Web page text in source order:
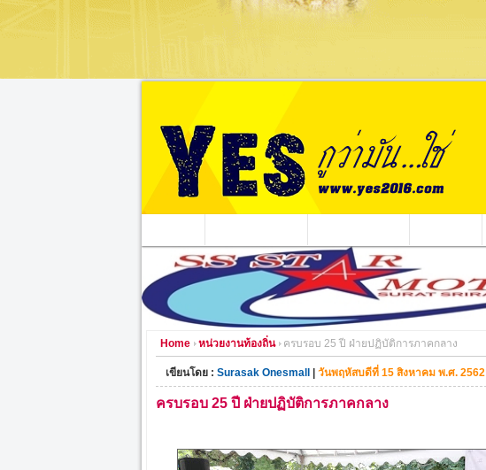
Home หน่วยงานท้องถิ่น ครบรอบ 25 ปี ฝ่ายปฏิบัติการภาคกลาง
เขียนโดย : Surasak Onesmall วันพฤหัสบดีที่ 15 สิงหาคม พ.ศ. 2562
ครบรอบ 25 ปี ฝ่ายปฏิบัติการภาคกลาง